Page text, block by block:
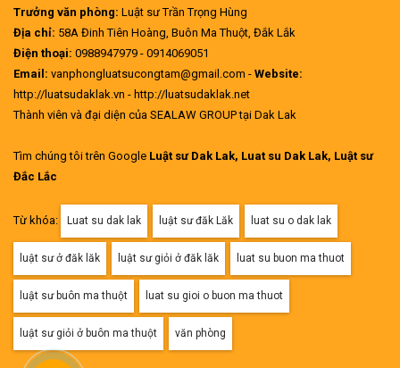
Trưởng văn phòng: Luật sư Trần Trọng Hùng
Địa chỉ: 58A Đinh Tiên Hoàng, Buôn Ma Thuột, Đắk Lắk
Điện thoại: 0988947979 - 0914069051
Email: vanphongluatsucongtam@gmail.com - Website:
http://luatsudaklak.vn - http://luatsudaklak.net
Thành viên và đại diện của SEALAW GROUP tại Dak Lak
Tìm chúng tôi trên Google Luật sư Dak Lak, Luat su Dak Lak, Luật sư
Đắc Lắc
Từ khóa: Luat su dak lak luật sư đăk Lăk luat su o dak lak
luật sư ở đăk lăk luật sư giỏi ở đăk lăk luat su buon ma thuot
luật sư buôn ma thuột luat su gioi o buon ma thuot
luật sư giỏi ở buôn ma thuột văn phòng